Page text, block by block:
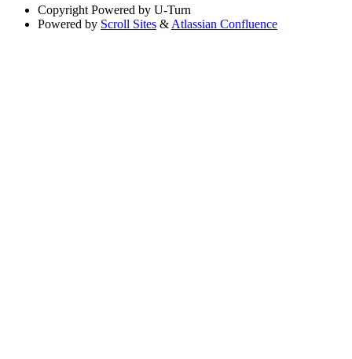
Copyright Powered by U-Turn
Powered by Scroll Sites & Atlassian Confluence